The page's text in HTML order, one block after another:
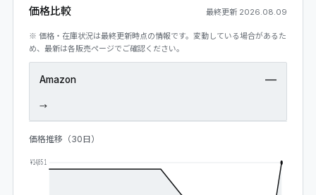
価格比較 最終更新 2026.08.09
※ 価格・在庫状況は最終更新時点の情報です。変動している場合があるた
め、最新は各販売ページでご確認ください。
Amazon —
→
価格推移（30日）
¥14,851